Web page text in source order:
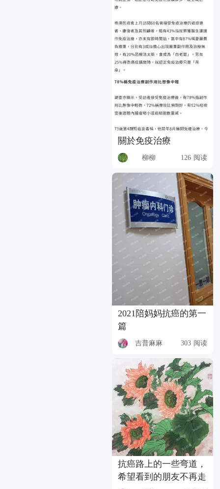
關於免疫治療
柳柳 126 阅读
2021陪妈妈抗癌的第一
篇
吉普麻麻 303 阅读
抗癌路上的一些弯道，
希望看到的朋友不再走